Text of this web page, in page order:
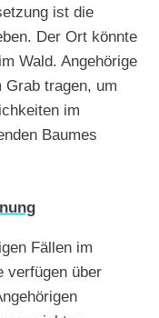
ist die
Der Ort könnte
Wald. Angehörige
Grab tragen, um
im
Baumes
Fällen im
verfügen über